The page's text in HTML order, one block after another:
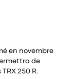
en novembre
de
250 R.